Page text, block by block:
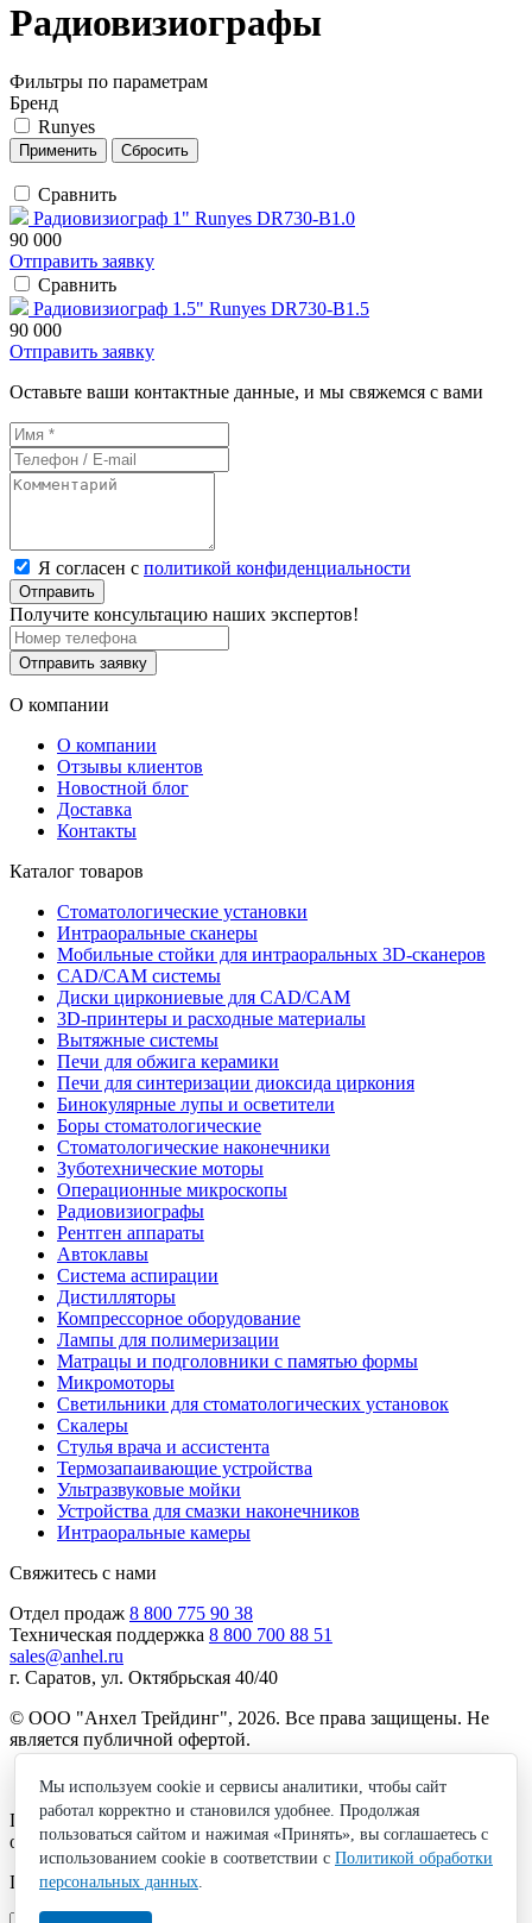
Радиовизиографы
Фильтры по параметрам
Бренд
Runyes
Сравнить
Радиовизиограф 1" Runyes DR730-B1.0
90 000
Отправить заявку
Сравнить
Радиовизиограф 1.5" Runyes DR730-B1.5
90 000
Отправить заявку
Оставьте ваши контактные данные, и мы свяжемся с вами
Я согласен с политикой конфиденциальности
Отправить
Получите консультацию наших экспертов!
Отправить заявку
О компании
О компании
Отзывы клиентов
Новостной блог
Доставка
Контакты
Каталог товаров
Стоматологические установки
Интраоральные сканеры
Мобильные стойки для интраоральных 3D-сканеров
CAD/CAM системы
Диски циркониевые для CAD/CAM
3D-принтеры и расходные материалы
Вытяжные системы
Печи для обжига керамики
Печи для синтеризации диоксида циркония
Бинокулярные лупы и осветители
Боры стоматологические
Стоматологические наконечники
Зуботехнические моторы
Операционные микроскопы
Радиовизиографы
Рентген аппараты
Автоклавы
Система аспирации
Дистилляторы
Компрессорное оборудование
Лампы для полимеризации
Матрацы и подголовники с памятью формы
Микромоторы
Светильники для стоматологических установок
Скалеры
Стулья врача и ассистента
Термозапаивающие устройства
Ультразвуковые мойки
Устройства для смазки наконечников
Интраоральные камеры
Свяжитесь с нами
Отдел продаж 8 800 775 90 38
Техническая поддержка 8 800 700 88 51
sales@anhel.ru
г. Саратов, ул. Октябрьская 40/40
© ООО "Анхел Трейдинг", 2026. Все права защищены. Не
является публичной офертой.
Политика обработки персональных данных
Получите бесплатную консультацию по подбору
оборудования!
Просто введите ваш номер
Мы используем cookie и сервисы аналитики, чтобы сайт
работал корректно и становился удобнее. Продолжая
пользоваться сайтом и нажимая «Принять», вы соглашаетесь с
использованием cookie в соответствии с Политикой обработки
персональных данных.